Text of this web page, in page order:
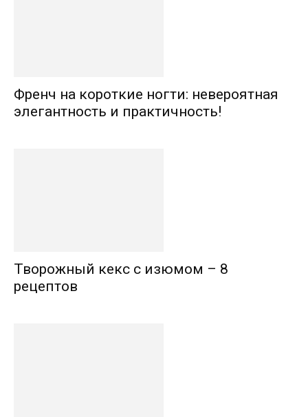
Френч на короткие ногти: невероятная
элегантность и практичность!
Творожный кекс с изюмом – 8
рецептов